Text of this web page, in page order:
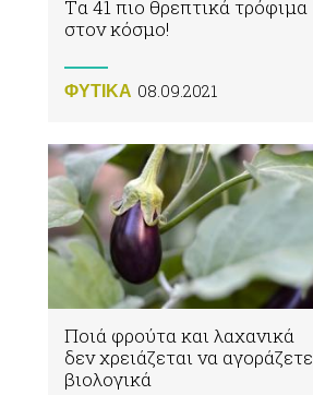
Tα 41 πιο θρεπτικά τρόφιμα
στον κόσμο!
ΦΥΤΙΚA 08.09.2021
Ποιά φρούτα και λαχανικά
δεν χρειάζεται να αγοράζετε
βιολογικά